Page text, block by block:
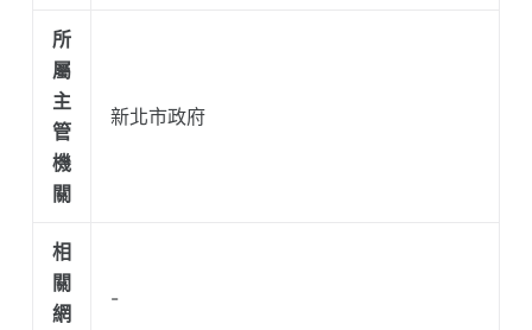
所
屬
主
管
機
關
新北市政府
相
關
網
-